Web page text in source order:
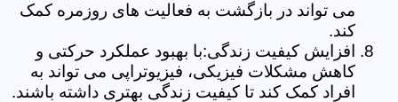
می تواند در بازگشت به فعالیت های روزمره کمک
کند.
افزایش کیفیت زندگی:با بهبود عملکرد حرکتی و
کاهش مشکلات فیزیکی، فیزیوتراپی می تواند به
افراد کمک کند تا کیفیت زندگی بهتری داشته باشند.